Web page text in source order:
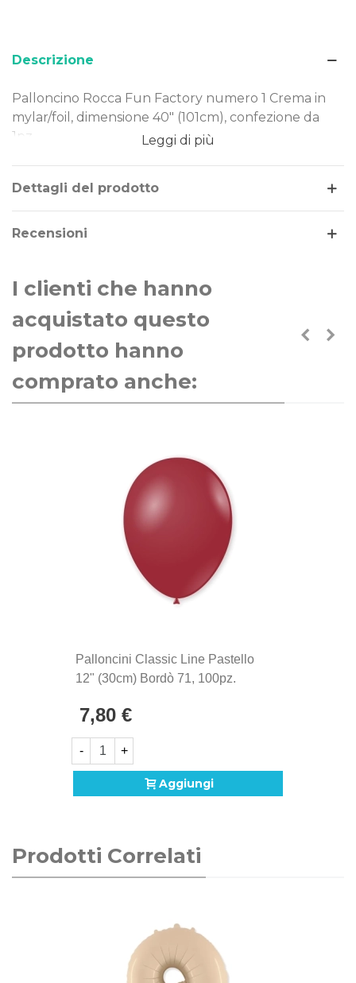
Descrizione
Palloncino Rocca Fun Factory numero 1 Crema in
mylar/foil, dimensione 40" (101cm), confezione da
1pz.
Dimensione: 40" (101cm)
Materiale: mylar-foil
Gonfiaggio: aria o elio
Foil, un materiale resistente e duraturo nel tempo.
Costruito secondo rigorosi standard qualitativi, può
essere gonfiato ad aria o elio.
Leggi di più
Dettagli del prodotto
Recensioni
I clienti che hanno
acquistato questo
prodotto hanno
comprato anche:
Palloncini Classic Line Pastello
12" (30cm) Bordò 71, 100pz.
7,80 €
- +
Aggiungi
Prodotti Correlati